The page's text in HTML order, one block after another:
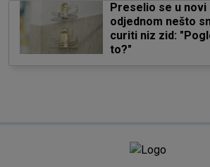
Preselio se u novi
odjednom nešto
curiti niz zid:
to?"